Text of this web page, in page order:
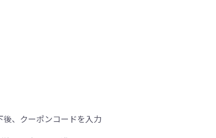
、クーポンコードを入力